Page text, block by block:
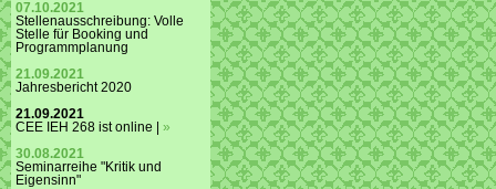
07.10.2021
Stellenausschreibung: Volle
Stelle für Booking und
Programmplanung
21.09.2021
Jahresbericht 2020
21.09.2021
CEE IEH 268 ist online | »
30.08.2021
Seminarreihe "Kritik und
Eigensinn"